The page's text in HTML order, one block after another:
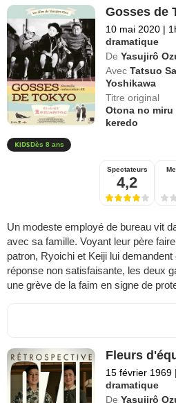
Gosses de
10 mai 2020 |
dramatique
De Yasujirô
Avec Tatsuo
Yoshikawa
Titre original
Otona no miru
keredo
Dès 8 ans
Spectateurs
4,2
Un modeste employé de bureau vit
avec sa famille. Voyant leur père
patron, Ryoichi et Keiji lui
réponse non satisfaisante, les deux
une grève de la faim en signe de
Fleurs
15 février 1969 |
dramatique
De Yasujirô